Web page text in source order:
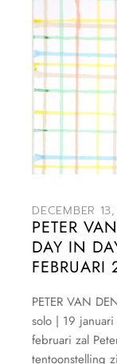
DECEMBER
PETER
DAY IN
FEBRUARI
PETER VAN
solo | 19
februari zal
tentoonstelling